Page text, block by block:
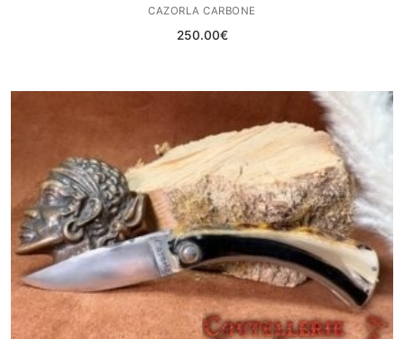
CAZORLA CARBONE
250.00€